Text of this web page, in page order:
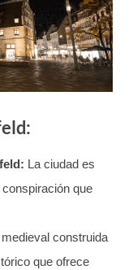
La ciudad es
que
construida
que ofrece